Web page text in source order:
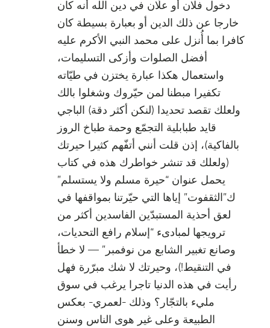
دخول فلان أو علّان في دين الله أنه كان
خارجا عن ذلك الدين أو بعبارة بسيطة كان
كافرا بما أُنزل على محمد النبي الأكرم عليه
أفضل الصلوات وأزكى التسليمات،
واستعمال هكذا عبارة يختزن في طيّاته
تكفيرا مبطنا لمن حيّروك وشغلوا بالك
ولعلك تقصد تحديدا (لنكن أكثر دقة) الباجي
قايد طبابلية التجمّع وحمة طباخ الروز
بالفاكية)، إذن قلت أنني أتفّهم كثيرا حيرتك
(ولعلك قد تنشر خواطرك هذه في كتاب
يحمل عنوان “حيرة مسلم ولا يستسلم”
ك”الثقفوت” إياها التي حيّرتنا بمواقفها في
لعق أحذية المستبدّين الفاسدين أكثر من
ترويجها لمبادىء “إسلام رافع التحديات،
وصانع تغبير الشابع من نوفمبر” — لا خطأ
في التنقيط!)، وحيرتك لا شك مبرّرة فهل
رأيت في هذه الدنيا تاجرا يرغب في سوق
مليء بالتجّار؟ وذلك -لعمري- بعكس
الطبيعة وعلى غير هوى الناس وسنن